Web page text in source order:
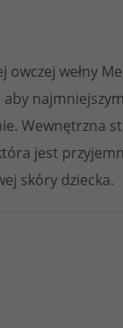
owczej wełny
Wewnętrzna
jest
skóry dziecka.